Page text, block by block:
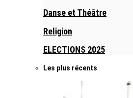
Danse et Théâtre
Religion
ELECTIONS 2025
Les plus récents